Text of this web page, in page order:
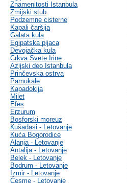
Znamenitosti Istanbula
Zmijski stub
Podzemne cisterne
Kapali čaršija
Galata kula
Egipatska pijaca
Devojačka kula
Crkva Svete Irine
Azijski deo Istanbula
Prinčevska ostrva
Pamukale
Kapadokija
Milet
Efes
Erzurum
Bosforski moreuz
Кušadasi - Letovanje
Kuća Bogorodice
Alanja - Letovanje
Antalija - Letovanje
Belek - Letovanje
Bodrum - Letovanje
Izmir - Letovanje
Česme - Letovanje